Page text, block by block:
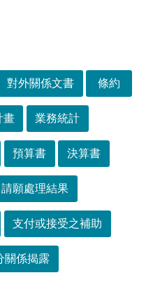
對外關係文書 條約
畫 業務統計
預算書 決算書
請願處理結果
支付或接受之補助
關係揭露